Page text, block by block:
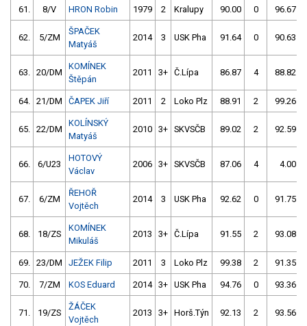
61. 8/V HRON Robin 1979 2 Kralupy 90.00 0 96.67
62. 5/ZM
ŠPAČEK
Matyáš
2014 3 USK Pha 91.64 0 90.63
63. 20/DM
KOMÍNEK
Štěpán
2011 3+ Č.Lípa 86.87 4 88.82
64. 21/DM ČAPEK Jiří 2011 2 Loko Plz 88.91 2 99.26
65. 22/DM
KOLÍNSKÝ
Matyáš
2010 3+ SKVSČB 89.02 2 92.59
66. 6/U23
HOTOVÝ
Václav
2006 3+ SKVSČB 87.06 4 4.00
67. 6/ZM
ŘEHOŘ
Vojtěch
2014 3 USK Pha 92.62 0 91.75
68. 18/ZS
KOMÍNEK
Mikuláš
2013 3+ Č.Lípa 91.55 2 93.08
69. 23/DM JEŽEK Filip 2011 3 Loko Plz 99.38 2 91.35
70. 7/ZM KOS Eduard 2014 3+ USK Pha 94.76 0 93.36
71. 19/ZS
ŽÁČEK
Vojtěch
2013 3+ Horš.Týn 92.13 2 93.56